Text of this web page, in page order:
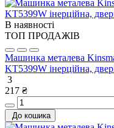
В наявності
ТОП ПРОДАЖІВ
Машинка металева
KT5399W інерційна,
3
217 ₴
До кошика